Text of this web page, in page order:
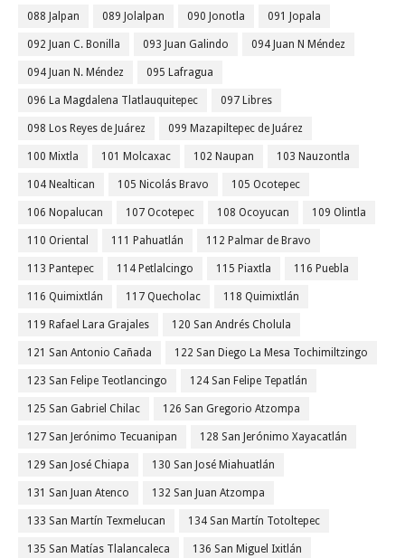
088 Jalpan 089 Jolalpan 090 Jonotla 091 Jopala
092 Juan C. Bonilla 093 Juan Galindo 094 Juan N Méndez
094 Juan N. Méndez 095 Lafragua
096 La Magdalena Tlatlauquitepec 097 Libres
098 Los Reyes de Juárez 099 Mazapiltepec de Juárez
100 Mixtla 101 Molcaxac 102 Naupan 103 Nauzontla
104 Nealtican 105 Nicolás Bravo 105 Ocotepec
106 Nopalucan 107 Ocotepec 108 Ocoyucan 109 Olintla
110 Oriental 111 Pahuatlán 112 Palmar de Bravo
113 Pantepec 114 Petlalcingo 115 Piaxtla 116 Puebla
116 Quimixtlán 117 Quecholac 118 Quimixtlán
119 Rafael Lara Grajales 120 San Andrés Cholula
121 San Antonio Cañada 122 San Diego La Mesa Tochimiltzingo
123 San Felipe Teotlancingo 124 San Felipe Tepatlán
125 San Gabriel Chilac 126 San Gregorio Atzompa
127 San Jerónimo Tecuanipan 128 San Jerónimo Xayacatlán
129 San José Chiapa 130 San José Miahuatlán
131 San Juan Atenco 132 San Juan Atzompa
133 San Martín Texmelucan 134 San Martín Totoltepec
135 San Matías Tlalancaleca 136 San Miguel Ixitlán